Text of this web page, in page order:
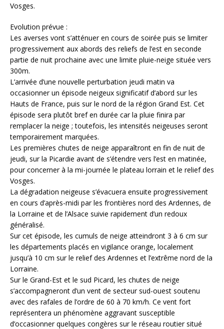
Vosges.
Evolution prévue :
Les averses vont s’atténuer en cours de soirée puis se limiter
progressivement aux abords des reliefs de l’est en seconde
partie de nuit prochaine avec une limite pluie-neige située vers
300m.
L’arrivée d’une nouvelle perturbation jeudi matin va
occasionner un épisode neigeux significatif d’abord sur les
Hauts de France, puis sur le nord de la région Grand Est. Cet
épisode sera plutôt bref en durée car la pluie finira par
remplacer la neige ; toutefois, les intensités neigeuses seront
temporairement marquées.
Les premières chutes de neige apparaîtront en fin de nuit de
jeudi, sur la Picardie avant de s’étendre vers l’est en matinée,
pour concerner à la mi-journée le plateau lorrain et le relief des
Vosges.
La dégradation neigeuse s’évacuera ensuite progressivement
en cours d’après-midi par les frontières nord des Ardennes, de
la Lorraine et de l’Alsace suivie rapidement d’un redoux
généralisé.
Sur cet épisode, les cumuls de neige atteindront 3 à 6 cm sur
les départements placés en vigilance orange, localement
jusqu’à 10 cm sur le relief des Ardennes et l’extrême nord de la
Lorraine.
Sur le Grand-Est et le sud Picard, les chutes de neige
s’accompagneront d’un vent de secteur sud-ouest soutenu
avec des rafales de l’ordre de 60 à 70 km/h. Ce vent fort
représentera un phénomène aggravant susceptible
d’occasionner quelques congères sur le réseau routier situé